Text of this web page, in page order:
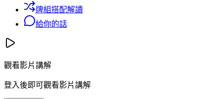
牌組搭配解讀
給你的話
觀看影片講解
登入後即可觀看影片講解